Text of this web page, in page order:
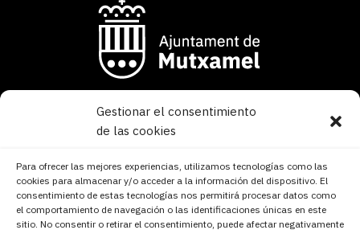
Gestionar el consentimiento
de las cookies
Para ofrecer las mejores experiencias, utilizamos tecnologías como las
cookies para almacenar y/o acceder a la información del dispositivo. El
consentimiento de estas tecnologías nos permitirá procesar datos como
el comportamiento de navegación o las identificaciones únicas en este
sitio. No consentir o retirar el consentimiento, puede afectar negativamente
Av. Carlos Soler 46
03110 Mutxamel – Alicante
965 955 910
info@mutxamel.org
CIF: P0309000H